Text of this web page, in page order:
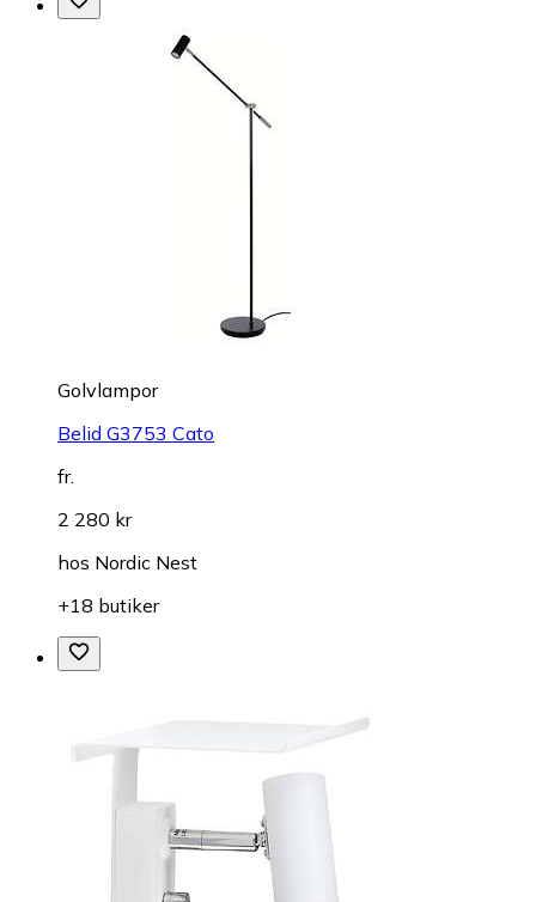
Golvlampor
Belid G3753 Cato
fr.
2 280 kr
hos Nordic Nest
+18 butiker